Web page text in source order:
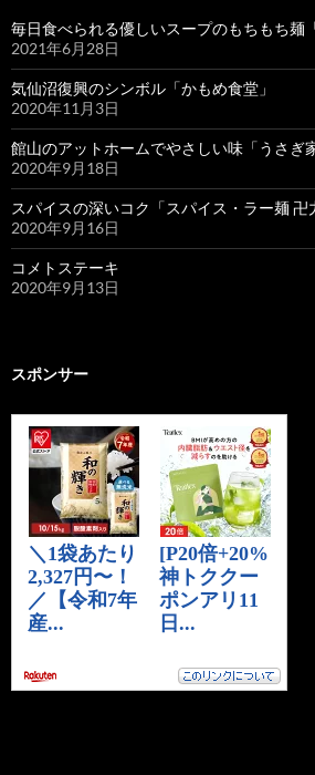
毎日食べられる優しいスープのもちもち麺
2021年6月28日
気仙沼復興のシンボル「かもめ食堂」
2020年11月3日
館山のアットホームでやさしい味「うさぎ
2020年9月18日
スパイスの深いコク「スパイス・ラー麺 卍
2020年9月16日
コメトステーキ
2020年9月13日
スポンサー